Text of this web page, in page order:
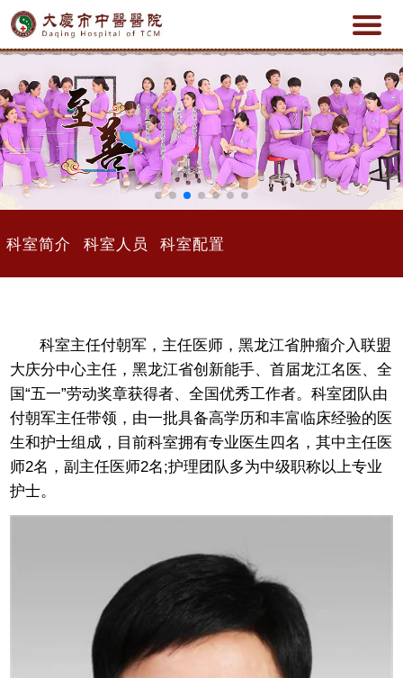
科室简介 科室人员 科室配置
科室主任付朝军，主任医师，黑龙江省肿瘤介入联盟
大庆分中心主任，黑龙江省创新能手、首届龙江名医、全
国“五一”劳动奖章获得者、全国优秀工作者。科室团队由
付朝军主任带领，由一批具备高学历和丰富临床经验的医
生和护士组成，目前科室拥有专业医生四名，其中主任医
师2名，副主任医师2名;护理团队多为中级职称以上专业
护士。